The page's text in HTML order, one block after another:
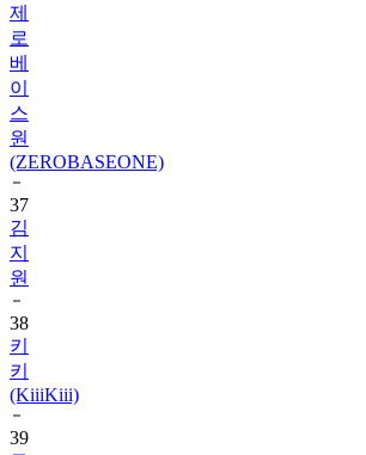
베
이
스
원
(ZEROBASEONE)
37
김
지
원
38
키
키
(KiiiKiii)
39
르
세